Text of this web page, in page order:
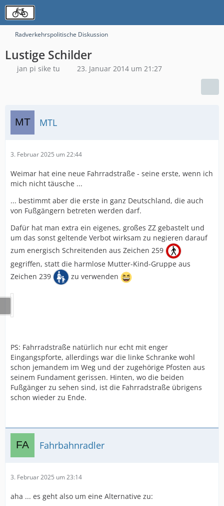
Radverkehrspolitische Diskussion
Lustige Schilder
jan pi sike tu 23. Januar 2014 um 21:27
MTL
3. Februar 2025 um 22:44
Weimar hat eine neue Fahrradstraße - seine erste, wenn ich
mich nicht täusche ...
... bestimmt aber die erste in ganz Deutschland, die auch
von Fußgängern betreten werden darf.
Dafür hat man extra ein eigenes, großes ZZ gebastelt und
um das sonst geltende Verbot wirksam zu negieren darauf
zum energisch Schreitenden aus Zeichen 259
gegriffen, statt die harmlose Mutter-Kind-Gruppe aus
Zeichen 239
zu verwenden
PS: Fahrradstraße natürlich nur echt mit enger
Eingangspforte, allerdings war die linke Schranke wohl
schon jemandem im Weg und der zugehörige Pfosten aus
seinem Fundament gerissen. Hinten, wo die beiden
Fußgänger zu sehen sind, ist die Fahrradstraße übrigens
schon wieder zu Ende.
Fahrbahnradler
3. Februar 2025 um 23:14
aha ... es geht also um eine Alternative zu: